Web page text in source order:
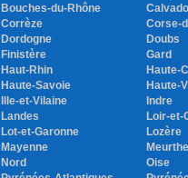
Bouches-du-Rhône
Corrèze
Corse-
Dordogne
Doubs
Finistère
Gard
Haut-Rhin
Haute-
Haute-Savoie
Haute-
Ille-et-Vilaine
Indre
Landes
Loir-et-
Lot-et-Garonne
Lozère
Mayenne
Nord
Oise